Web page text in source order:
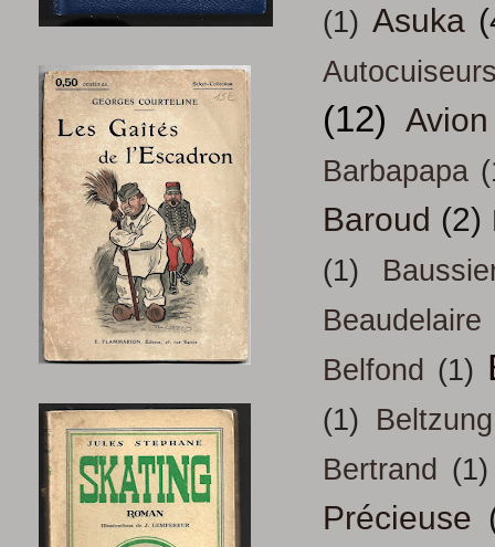
(1) Asuka
(12) Avion
Barbapapa
Baroud (2)
(1)
Beaudelaire
Belfond (1)
(1) Beltzung
Bertrand (1)
Précieuse